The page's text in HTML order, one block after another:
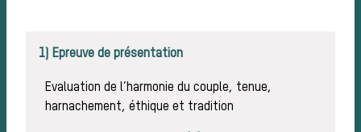
1) Epreuve de présentation
Evaluation de l’harmonie du couple, tenue,
harnachement, éthique et tradition